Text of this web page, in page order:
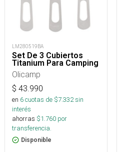
LM280519BA
Set De 3 Cubiertos
Titanium Para Camping
Olicamp
$ 43.990
en 6cuotas de $7.332sin
interés
ahorras $1.760 por
transferencia.
Disponible